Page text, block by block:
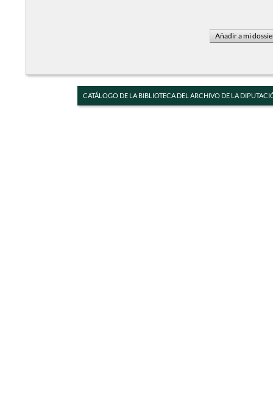
CATÁLOGO DE LA BIBLIOTECA DEL ARCHIVO DE LA